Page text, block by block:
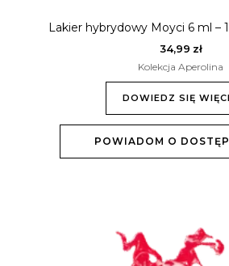
Lakier hybrydowy Moyci 6 ml –
34,99 zł
Kolekcja Aperolina
DOWIEDZ SIĘ
POWIADOM O